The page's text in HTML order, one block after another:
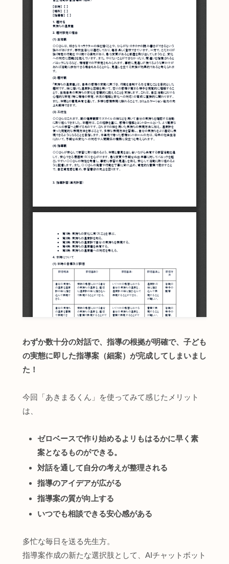
わずか数十分の対話で、指導の根拠が明確で、子ども
の実態に即した指導案（細案）が完成してしまいまし
た！
今回「あきまるくん」を使ってみて感じたメリット
は、
ゼロベースで作り始めるよリもはるかに早く素
案となるものができる。
対話を通して自分の考えが整理される
指導のアイデアが広がる
指導案の質が向上する
いつでも相談できる安心感がある
多忙な毎日を送る先生方。
指導案作成の新たな選択肢として、AIチャットボット